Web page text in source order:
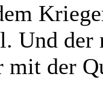
Und der
mit der